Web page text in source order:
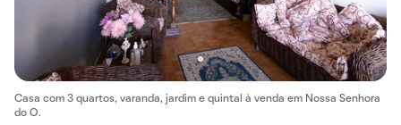
Casa com 3 quartos, varanda, jardim e quintal à venda em Nossa Senhora
do O.